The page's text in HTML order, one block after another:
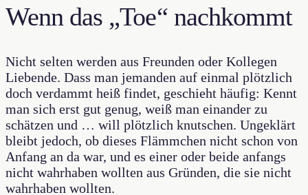
Wenn das „Toe“ nachkommt
Nicht selten werden aus Freunden oder Kollegen
Liebende. Dass man jemanden auf einmal plötzlich
doch verdammt heiß findet, geschieht häufig: Kennt
man sich erst gut genug, weiß man einander zu
schätzen und … will plötzlich knutschen. Ungeklärt
bleibt jedoch, ob dieses Flämmchen nicht schon von
Anfang an da war, und es einer oder beide anfangs
nicht wahrhaben wollten aus Gründen, die sie nicht
wahrhaben wollten.